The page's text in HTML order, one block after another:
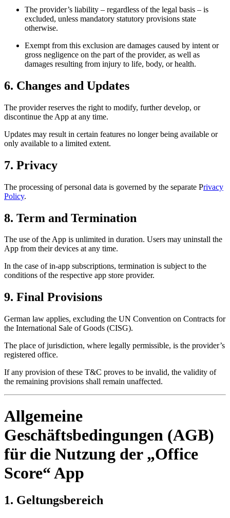
The provider’s liability – regardless of the legal basis – is
excluded, unless mandatory statutory provisions state
otherwise.
Exempt from this exclusion are damages caused by intent or
gross negligence on the part of the provider, as well as
damages resulting from injury to life, body, or health.
6. Changes and Updates
The provider reserves the right to modify, further develop, or
discontinue the App at any time.
Updates may result in certain features no longer being available or
only available to a limited extent.
7. Privacy
The processing of personal data is governed by the separate Privacy
Policy.
8. Term and Termination
The use of the App is unlimited in duration. Users may uninstall the
App from their devices at any time.
In the case of in-app subscriptions, termination is subject to the
conditions of the respective app store provider.
9. Final Provisions
German law applies, excluding the UN Convention on Contracts for
the International Sale of Goods (CISG).
The place of jurisdiction, where legally permissible, is the provider’s
registered office.
If any provision of these T&C proves to be invalid, the validity of
the remaining provisions shall remain unaffected.
Allgemeine
Geschäftsbedingungen (AGB)
für die Nutzung der „Office
Score“ App
1. Geltungsbereich